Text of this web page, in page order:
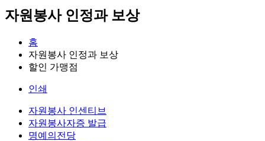
자원봉사 인정과 보상
홈
자원봉사 인정과 보상
할인 가맹점
인쇄
자원봉사 인센티브
자원봉사자증 발급
명예의전당